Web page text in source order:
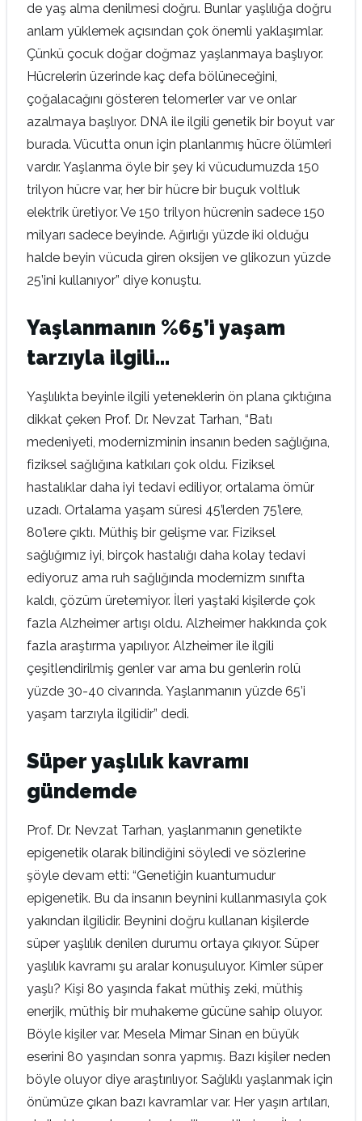
de yaş alma denilmesi doğru. Bunlar yaşlılığa doğru
anlam yüklemek açısından çok önemli yaklaşımlar.
Çünkü çocuk doğar doğmaz yaşlanmaya başlıyor.
Hücrelerin üzerinde kaç defa bölüneceğini,
çoğalacağını gösteren telomerler var ve onlar
azalmaya başlıyor. DNA ile ilgili genetik bir boyut var
burada. Vücutta onun için planlanmış hücre ölümleri
vardır. Yaşlanma öyle bir şey ki vücudumuzda 150
trilyon hücre var, her bir hücre bir buçuk voltluk
elektrik üretiyor. Ve 150 trilyon hücrenin sadece 150
milyarı sadece beyinde. Ağırlığı yüzde iki olduğu
halde beyin vücuda giren oksijen ve glikozun yüzde
25’ini kullanıyor” diye konuştu.
Yaşlanmanın %65’i yaşam
tarzıyla ilgili…
Yaşlılıkta beyinle ilgili yeteneklerin ön plana çıktığına
dikkat çeken Prof. Dr. Nevzat Tarhan, “Batı
medeniyeti, modernizminin insanın beden sağlığına,
fiziksel sağlığına katkıları çok oldu. Fiziksel
hastalıklar daha iyi tedavi ediliyor, ortalama ömür
uzadı. Ortalama yaşam süresi 45’lerden 75’lere,
80’lere çıktı. Müthiş bir gelişme var. Fiziksel
sağlığımız iyi, birçok hastalığı daha kolay tedavi
ediyoruz ama ruh sağlığında modernizm sınıfta
kaldı, çözüm üretemiyor. İleri yaştaki kişilerde çok
fazla Alzheimer artışı oldu. Alzheimer hakkında çok
fazla araştırma yapılıyor. Alzheimer ile ilgili
çeşitlendirilmiş genler var ama bu genlerin rolü
yüzde 30-40 civarında. Yaşlanmanın yüzde 65’i
yaşam tarzıyla ilgilidir” dedi.
Süper yaşlılık kavramı
gündemde
Prof. Dr. Nevzat Tarhan, yaşlanmanın genetikte
epigenetik olarak bilindiğini söyledi ve sözlerine
şöyle devam etti: “Genetiğin kuantumudur
epigenetik. Bu da insanın beynini kullanmasıyla çok
yakından ilgilidir. Beynini doğru kullanan kişilerde
süper yaşlılık denilen durumu ortaya çıkıyor. Süper
yaşlılık kavramı şu aralar konuşuluyor. Kimler süper
yaşlı? Kişi 80 yaşında fakat müthiş zeki, müthiş
enerjik, müthiş bir muhakeme gücüne sahip oluyor.
Böyle kişiler var. Mesela Mimar Sinan en büyük
eserini 80 yaşından sonra yapmış. Bazı kişiler neden
böyle oluyor diye araştırılıyor. Sağlıklı yaşlanmak için
önümüze çıkan bazı kavramlar var. Her yaşın artıları,